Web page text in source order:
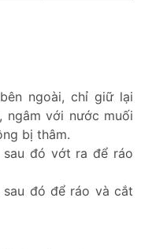
ngoài, chỉ giữ lại
ngâm với nước muối
bị thâm.
sau đó vớt ra để ráo
sau đó để ráo và cắt